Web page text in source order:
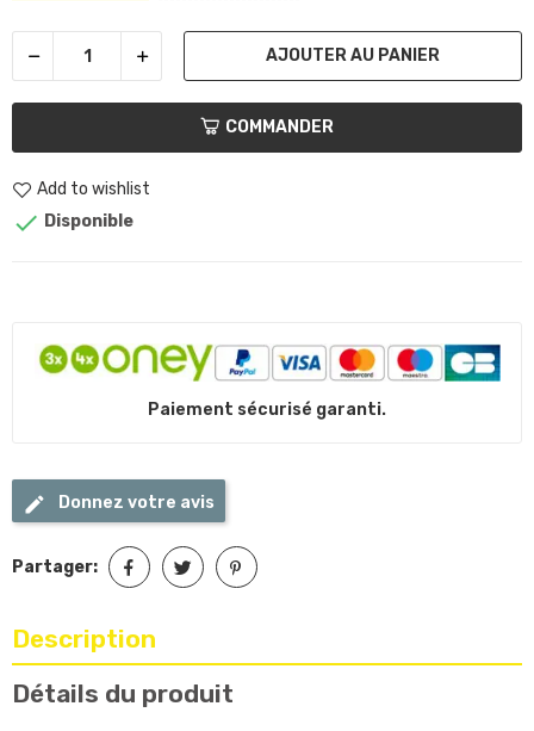
AJOUTER AU PANIER
COMMANDER
Add to wishlist
 Disponible
Paiement sécurisé garanti.
Donnez votre avis
Partager:
Description
Détails du produit